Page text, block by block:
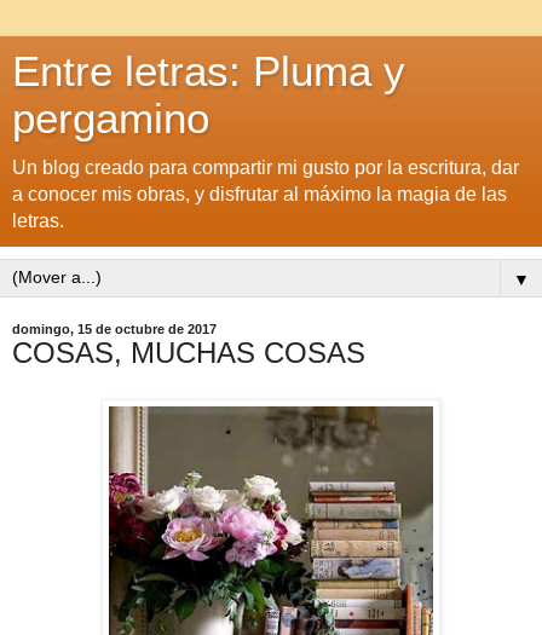
Entre letras: Pluma y
pergamino
Un blog creado para compartir mi gusto por la escritura, dar
a conocer mis obras, y disfrutar al máximo la magia de las
letras.
▼
domingo, 15 de octubre de 2017
COSAS, MUCHAS COSAS